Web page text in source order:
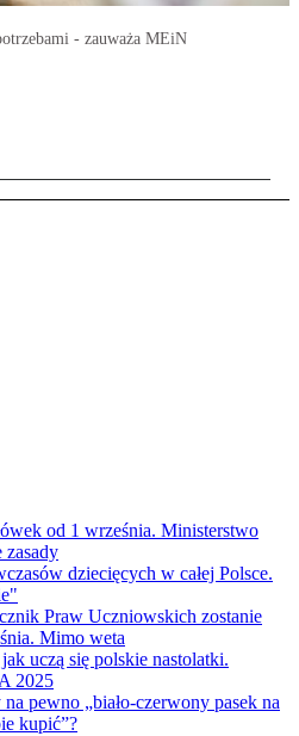
- zauważa MEiN
od 1 września. Ministerstwo
zasady
dziecięcych w całej Polsce.
Praw Uczniowskich zostanie
Mimo weta
uczą się polskie nastolatki.
2025
pewno „biało-czerwony pasek na
kupić”?